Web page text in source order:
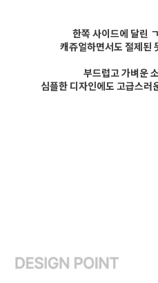
한쪽 사이드에 달린
캐쥬얼하면서도 절제된
부드럽고 가벼운
심플한 디자인에도 고급스러